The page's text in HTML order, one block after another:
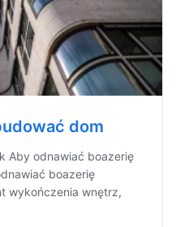
dom
Aby odnawiać boazerię
boazerię
wykończenia wnętrz,